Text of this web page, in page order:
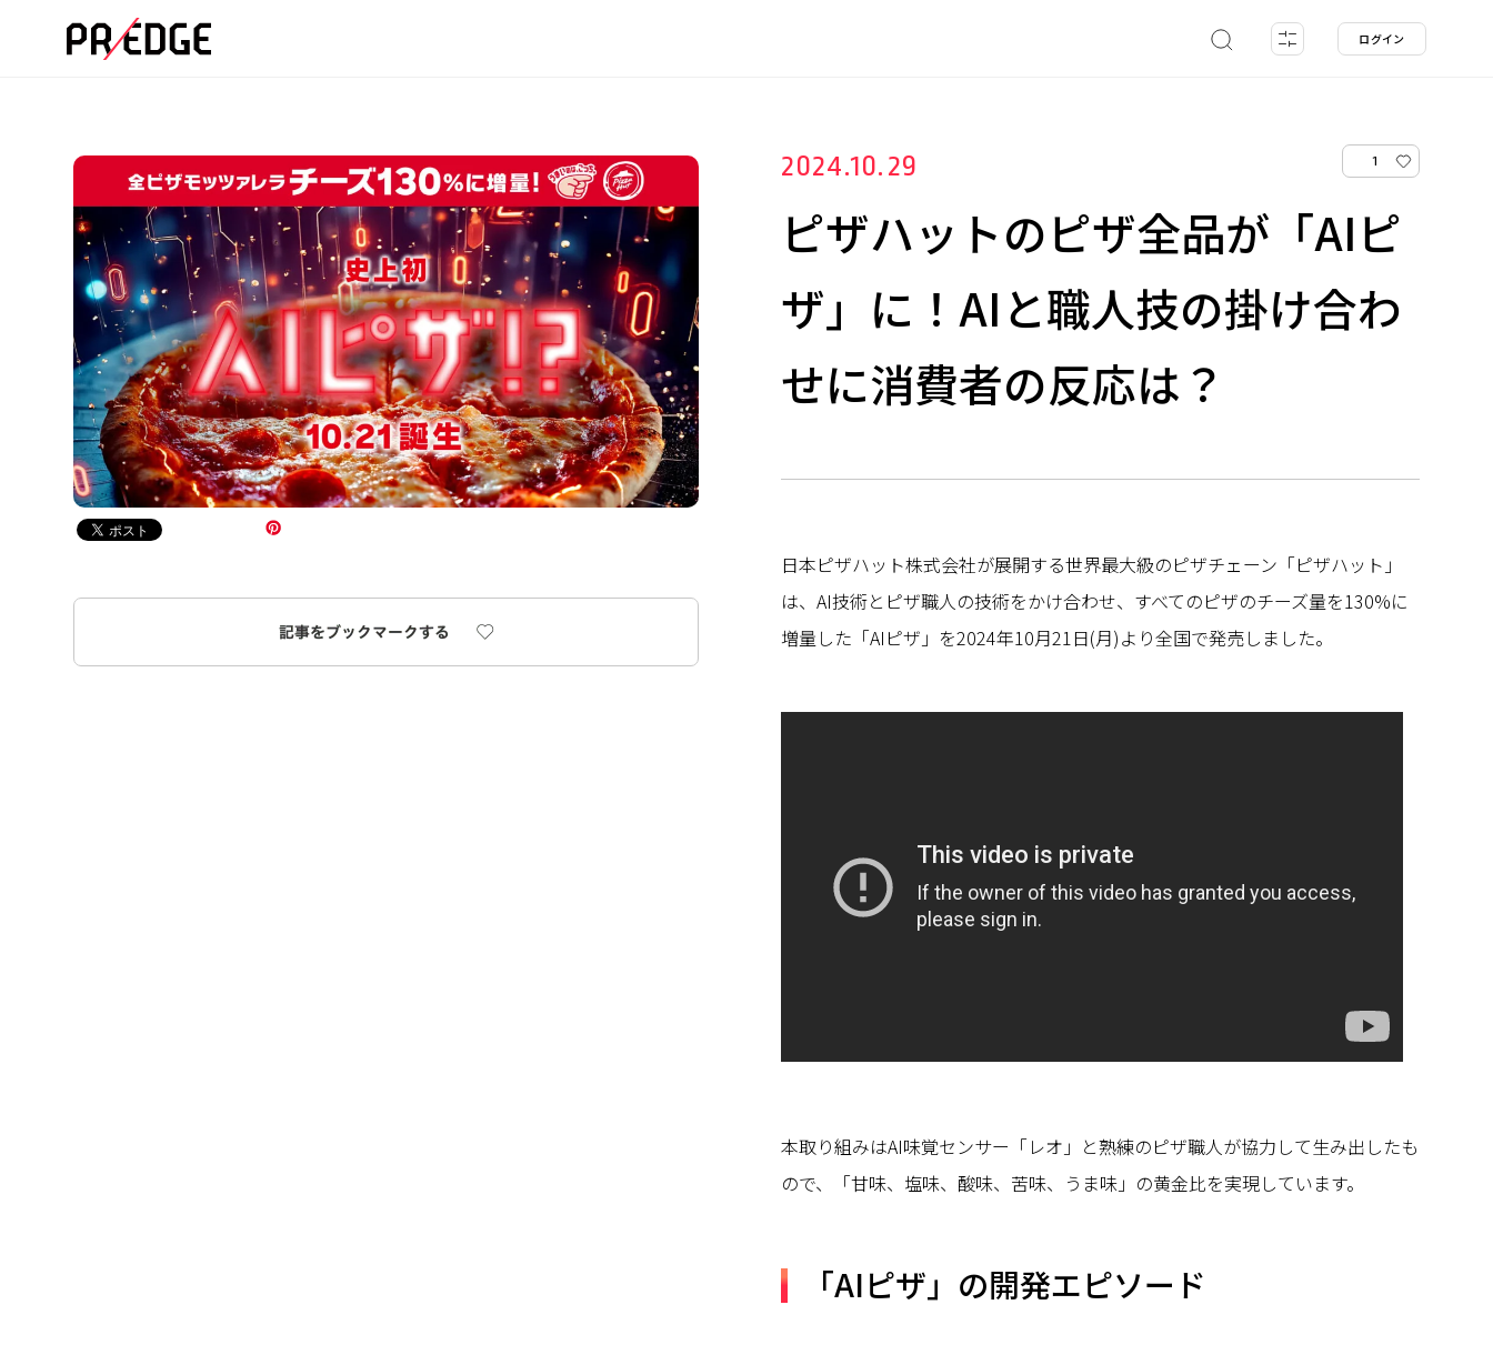
ログイン
2024.10.29 1
ピザハットのピザ全品が「AIピ
ザ」に！AIと職人技の掛け合わ
せに消費者の反応は？
日本ピザハット株式会社が展開する世界最大級のピザチェーン「ピザハット」
は、AI技術とピザ職人の技術をかけ合わせ、すべてのピザのチーズ量を130%に
増量した「AIピザ」を2024年10月21日(月)より全国で発売しました。
本取り組みはAI味覚センサー「レオ」と熟練のピザ職人が協力して生み出したも
ので、「甘味、塩味、酸味、苦味、うま味」の黄金比を実現しています。
「AIピザ」の開発エピソード